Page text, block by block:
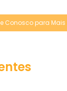
Conosco para Mais